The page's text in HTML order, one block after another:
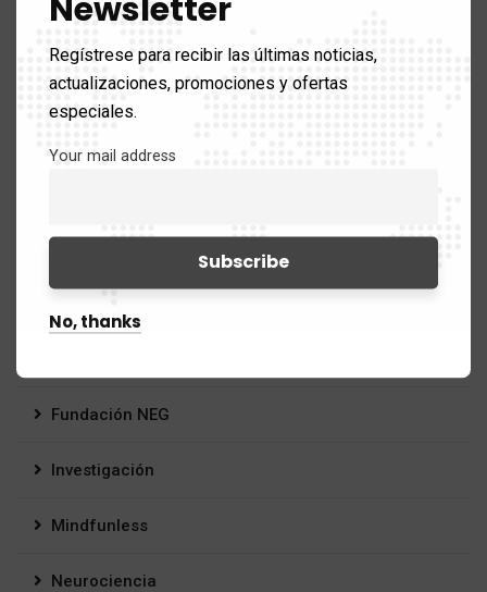
BRAIN
Ciencia
Fundación NEG
Investigación
Mindfunless
Neurociencia
Newsletter
Regístrese para recibir las últimas noticias,
actualizaciones, promociones y ofertas
especiales.
Your mail address
No, thanks